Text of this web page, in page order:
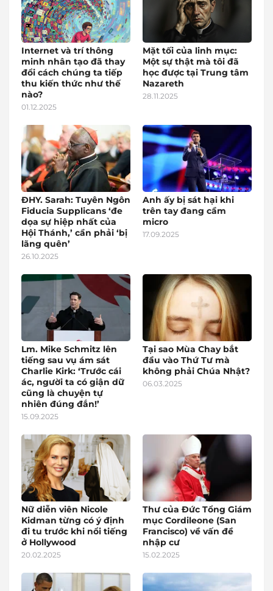
Internet và trí thông
minh nhân tạo đã thay
đổi cách chúng ta tiếp
thu kiến thức như thế
nào?
01.12.2025
Mặt tối của linh mục:
Một sự thật mà tôi đã
học được tại Trung tâm
Nazareth
28.11.2025
ĐHY. Sarah: Tuyên Ngôn
Fiducia Supplicans ‘đe
dọa sự hiệp nhất của
Hội Thánh,’ cần phải ‘bị
lãng quên’
26.10.2025
Anh ấy bị sát hại khi
trên tay đang cầm
micro
17.09.2025
Lm. Mike Schmitz lên
tiếng sau vụ ám sát
Charlie Kirk: ‘Trước cái
ác, người ta có giận dữ
cũng là chuyện tự
nhiên đúng đắn!’
15.09.2025
Tại sao Mùa Chay bắt
đầu vào Thứ Tư mà
không phải Chúa Nhật?
06.03.2025
Nữ diễn viên Nicole
Kidman từng có ý định
đi tu trước khi nổi tiếng
ở Hollywood
20.02.2025
Thư của Đức Tổng Giám
mục Cordileone (San
Francisco) về vấn đề
nhập cư
15.02.2025